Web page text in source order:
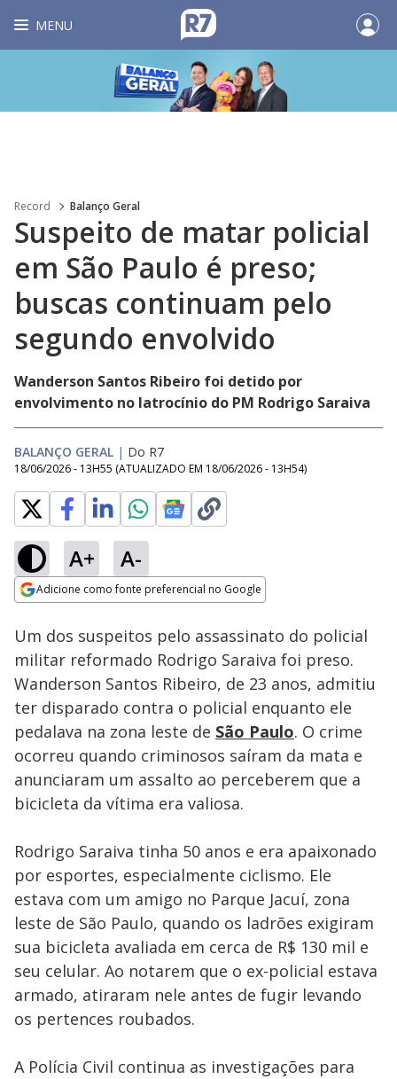
MENU
Record Balanço Geral
Suspeito de matar policial
em São Paulo é preso;
buscas continuam pelo
segundo envolvido
Wanderson Santos Ribeiro foi detido por
envolvimento no latrocínio do PM Rodrigo Saraiva
BALANÇO GERAL | Do R7
18/06/2026 - 13H55 (ATUALIZADO EM 18/06/2026 - 13H54)
A+ A-
Adicione como fonte preferencial no Google
Ativar
Loaded
19.81%
Um dos suspeitos pelo assassinato do policial
militar reformado Rodrigo Saraiva foi preso.
Wanderson Santos Ribeiro, de 23 anos, admitiu
ter disparado contra o policial enquanto ele
pedalava na zona leste de São Paulo. O crime
ocorreu quando criminosos saíram da mata e
anunciaram um assalto ao perceberem que a
bicicleta da vítima era valiosa.
Rodrigo Saraiva tinha 50 anos e era apaixonado
por esportes, especialmente ciclismo. Ele
estava com um amigo no Parque Jacuí, zona
leste de São Paulo, quando os ladrões exigiram
sua bicicleta avaliada em cerca de R$ 130 mil e
seu celular. Ao notarem que o ex-policial estava
armado, atiraram nele antes de fugir levando
os pertences roubados.
A Polícia Civil continua as investigações para